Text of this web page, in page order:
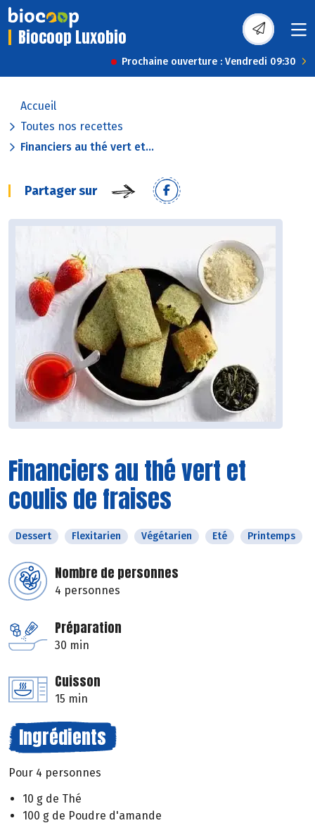
Biocoop Luxobio
Prochaine ouverture : Vendredi 09:30
Accueil
Toutes nos recettes
Financiers au thé vert et...
Partager sur
Financiers au thé vert et
coulis de fraises
Dessert Flexitarien Végétarien Eté Printemps
Nombre de personnes
4 personnes
Préparation
30 min
Cuisson
15 min
Ingrédients
Pour 4 personnes
10 g de Thé
100 g de Poudre d'amande